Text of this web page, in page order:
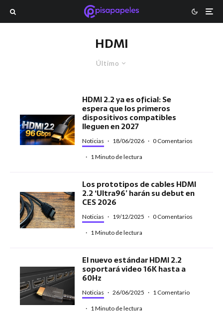
HDMI
Último
HDMI 2.2 ya es oficial: Se
espera que los primeros
dispositivos compatibles
lleguen en 2027
Noticias · 18/06/2026 · 0 Comentarios
· 1 Minuto de lectura
Los prototipos de cables HDMI
2.2 ‘Ultra96’ harán su debut en
CES 2026
Noticias · 19/12/2025 · 0 Comentarios
· 1 Minuto de lectura
El nuevo estándar HDMI 2.2
soportará video 16K hasta a
60Hz
Noticias · 26/06/2025 · 1 Comentario
· 1 Minuto de lectura